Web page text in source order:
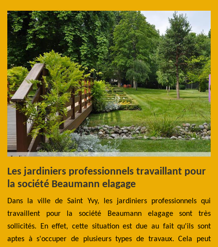
Les jardiniers professionnels travaillant pour
la société Beaumann elagage
Dans la ville de Saint Yvy, les jardiniers professionnels qui
travaillent pour la société Beaumann elagage sont très
sollicités. En effet, cette situation est due au fait qu'ils sont
aptes à s'occuper de plusieurs types de travaux. Cela peut